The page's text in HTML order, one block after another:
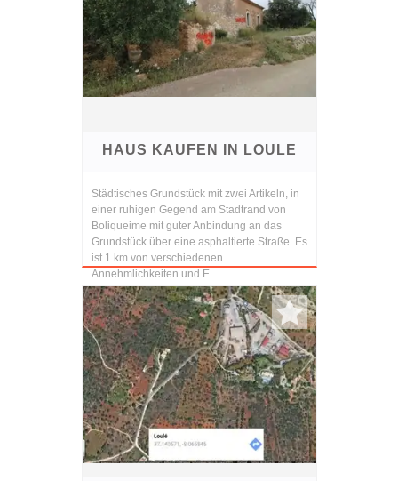
HAUS KAUFEN IN LOULE
Städtisches Grundstück mit zwei Artikeln, in
einer ruhigen Gegend am Stadtrand von
Boliqueime mit guter Anbindung an das
Grundstück über eine asphaltierte Straße. Es
ist 1 km von verschiedenen
Annehmlichkeiten und E...